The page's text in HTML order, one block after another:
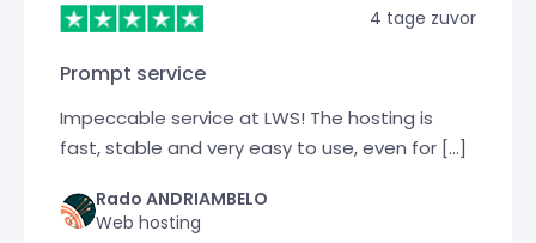
4 tage zuvor
Prompt service
Impeccable service at LWS! The hosting is
fast, stable and very easy to use, even for […]
Rado ANDRIAMBELO
Web hosting